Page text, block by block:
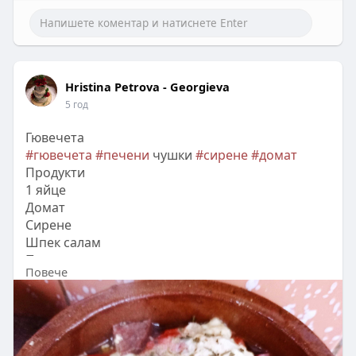
Hristina Petrova - Georgieva
5 год
Гювечета
#гювечета #печени чушки #сирене#домат
Продукти
1 яйце
Домат
Сирене
Шпек салам
Печени чушки
Черен пипер, шарена сол, чубрица на вкус.
Печете на 180гр. До готовност
Повече